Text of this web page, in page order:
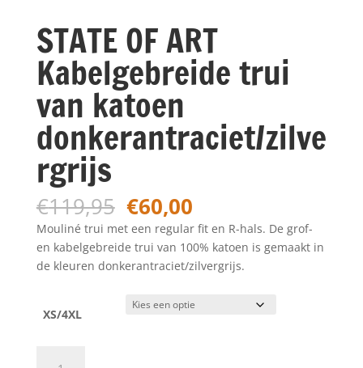
STATE OF ART
Kabelgebreide trui
van katoen
donkerantraciet/zilve
rgrijs
€119,95 Oorspronkelijke
prijs
was:
€119,95.
€60,00Huidige
prijs
is:
€60,00.
Mouliné trui met een regular fit en R-hals. De grof-
en kabelgebreide trui van 100% katoen is gemaakt in
de kleuren donkerantraciet/zilvergrijs.
XS/4XL